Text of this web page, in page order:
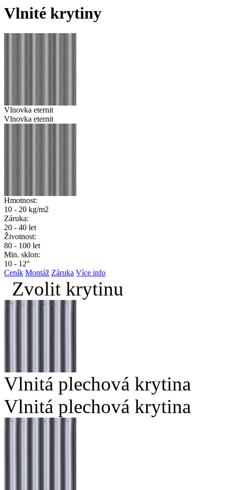
Vlnité krytiny
Vlnovka eternit
Vlnovka eternit
Hmotnost:
10 - 20 kg/m2
Záruka:
20 - 40 let
Životnost:
80 - 100 let
Min. sklon:
10 - 12°
Ceník Montáž Záruka Více info
Zvolit krytinu
Vlnitá plechová krytina
Vlnitá plechová krytina